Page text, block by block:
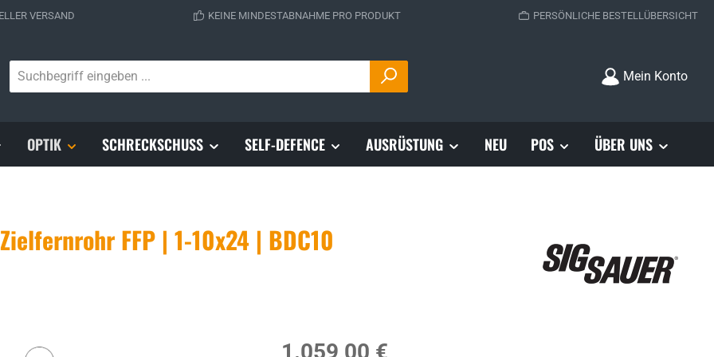
VERSAND KEINE MINDESTABNAHME PRO PRODUKT PERSÖNLICHE BESTELLÜBERSICHT
Mein Konto
OPTIK SCHRECKSCHUSS SELF-DEFENCE AUSRÜSTUNG NEU POS ÜBER UNS
FFP | 1-10x24 | BDC10
Regulärer Preis: